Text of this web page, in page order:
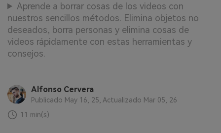
Aprende a borrar cosas de los videos con
nuestros sencillos métodos. Elimina objetos no
deseados, borra personas y elimina cosas de
videos rápidamente con estas herramientas y
consejos.
Alfonso Cervera
Publicado May 16, 25, Actualizado Mar 05, 26
11 min(s)